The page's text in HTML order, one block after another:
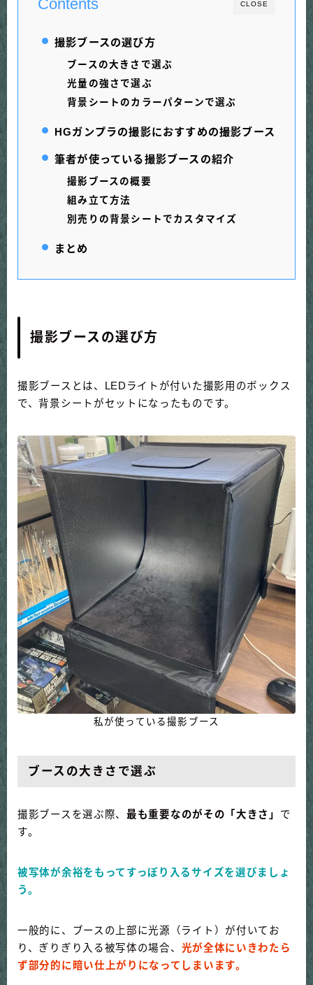
CLOSE
Contents
撮影ブースの選び方
ブースの大きさで選ぶ
光量の強さで選ぶ
背景シートのカラーパターンで選ぶ
HGガンプラの撮影におすすめの撮影ブース
筆者が使っている撮影ブースの紹介
撮影ブースの概要
組み立て方法
別売りの背景シートでカスタマイズ
まとめ
撮影ブースの選び方
撮影ブースとは、LEDライトが付いた撮影用のボックス
で、背景シートがセットになったものです。
私が使っている撮影ブース
ブースの大きさで選ぶ
撮影ブースを選ぶ際、 最も重要なのがその「大きさ」 で
す。
被写体が余裕をもってすっぽり入るサイズを選びましょ
う。
一般的に、ブースの上部に光源（ライト）が付いてお
り、ぎりぎり入る被写体の場合、 光が全体にいきわたら
ず部分的に暗い仕上がりになってしまいます。